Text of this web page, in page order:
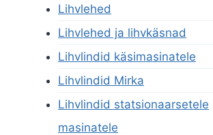
Lihvlehed
Lihvlehed ja lihvkäsnad
Lihvlindid käsimasinatele
Lihvlindid Mirka
Lihvlindid statsionaarsetele
masinatele